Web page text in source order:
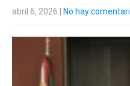
abril 6, 2026 No hay